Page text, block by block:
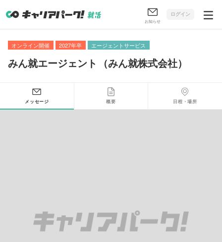
お知らせ
ログイン
オンライン開催 2027年卒 エージェントサービス
みん就エージェント （みん就株式会社）
メッセージ 概要 日程・場所